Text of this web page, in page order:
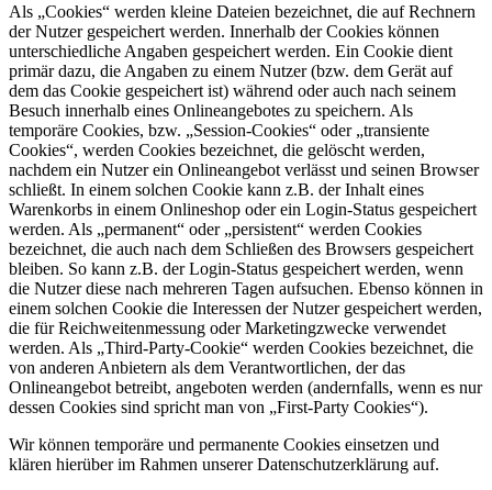
Als „Cookies“ werden kleine Dateien bezeichnet, die auf Rechnern
der Nutzer gespeichert werden. Innerhalb der Cookies können
unterschiedliche Angaben gespeichert werden. Ein Cookie dient
primär dazu, die Angaben zu einem Nutzer (bzw. dem Gerät auf
dem das Cookie gespeichert ist) während oder auch nach seinem
Besuch innerhalb eines Onlineangebotes zu speichern. Als
temporäre Cookies, bzw. „Session-Cookies“ oder „transiente
Cookies“, werden Cookies bezeichnet, die gelöscht werden,
nachdem ein Nutzer ein Onlineangebot verlässt und seinen Browser
schließt. In einem solchen Cookie kann z.B. der Inhalt eines
Warenkorbs in einem Onlineshop oder ein Login-Status gespeichert
werden. Als „permanent“ oder „persistent“ werden Cookies
bezeichnet, die auch nach dem Schließen des Browsers gespeichert
bleiben. So kann z.B. der Login-Status gespeichert werden, wenn
die Nutzer diese nach mehreren Tagen aufsuchen. Ebenso können in
einem solchen Cookie die Interessen der Nutzer gespeichert werden,
die für Reichweitenmessung oder Marketingzwecke verwendet
werden. Als „Third-Party-Cookie“ werden Cookies bezeichnet, die
von anderen Anbietern als dem Verantwortlichen, der das
Onlineangebot betreibt, angeboten werden (andernfalls, wenn es nur
dessen Cookies sind spricht man von „First-Party Cookies“).
Wir können temporäre und permanente Cookies einsetzen und
klären hierüber im Rahmen unserer Datenschutzerklärung auf.